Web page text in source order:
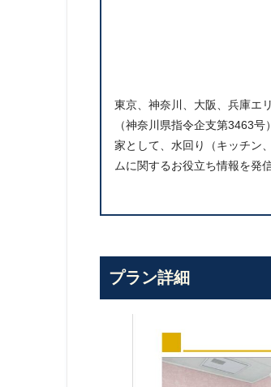
東京、神奈川、大阪、兵庫エ
（神奈川県指令企支第3463
家として、水回り（キッチン
ムに関するお役立ち情報を発信
プラン詳細